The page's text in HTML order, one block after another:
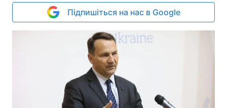
Підпишіться на нас в Google